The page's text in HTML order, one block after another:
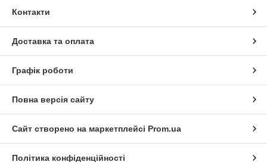
Контакти
Доставка та оплата
Графік роботи
Повна версія сайту
Сайт створено на маркетплейсі Prom.ua
Політика конфіденційності